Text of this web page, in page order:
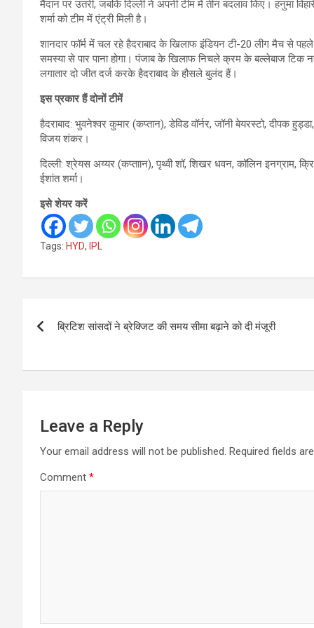
मैदान पर उतरी, जबकि दिल्ली ने अपनी टीम में तीन बदलाव किए। हनुमा
शर्मा को टीम में एंट्री मिली है।
शानदार फॉर्म में चल रहे हैदराबाद के खिलाफ इंडियन टी-20 लीग मैच से
समस्या से पार पाना होगा। पंजाब के खिलाफ निचले क्रम के बल्लेबाज
लगातार दो जीत दर्ज करके हैदराबाद के हौसले बुलंद हैं।
इस प्रकार हैं दोनों टीमें
हैदराबाद: भुवनेश्वर कुमार (कप्तान), डेविड वॉर्नर, जॉनी बेयरस्टो, दीपक
विजय शंकर।
दिल्ली: श्रेयस अय्यर (कप्ताान), पृथ्वी शॉ, शिखर धवन, कॉलिन इनग्राम,
ईशांत शर्मा।
इसे शेयर करें
Tags: HYD, IPL
navigation
ब्रिटिश सांसदों ने ब्रेक्जिट की समय सीमा बढ़ाने को दी मंजूरी
Leave a Reply
Your email address will not be published. Required fields
Comment *